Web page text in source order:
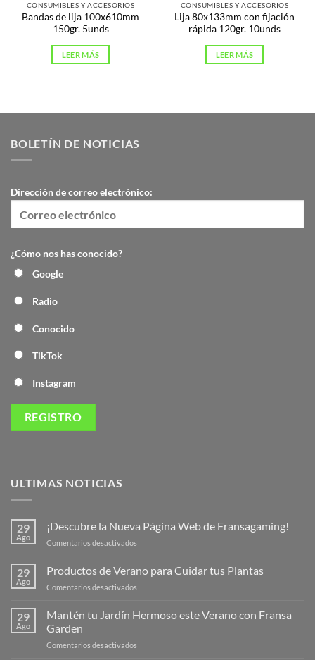
CONSUMIBLES Y ACCESORIOS
Bandas de lija 100x610mm
150gr. 5unds
LEER MÁS
CONSUMIBLES Y ACCESORIOS
Lija 80x133mm con fijación
rápida 120gr. 10unds
LEER MÁS
BOLETÍN DE NOTICIAS
Dirección de correo electrónico:
¿Cómo nos has conocido?
Google
Radio
Conocido
TikTok
Instagram
ULTIMAS NOTICIAS
29
Ago
¡Descubre la Nueva Página Web de Fransagaming!
Comentarios desactivados
Nueva
de
29
Ago
Productos de Verano para Cuidar tus Plantas
Comentarios desactivados
de
29
Ago
Mantén tu Jardín Hermoso este Verano con Fransa
Garden
Comentarios desactivados